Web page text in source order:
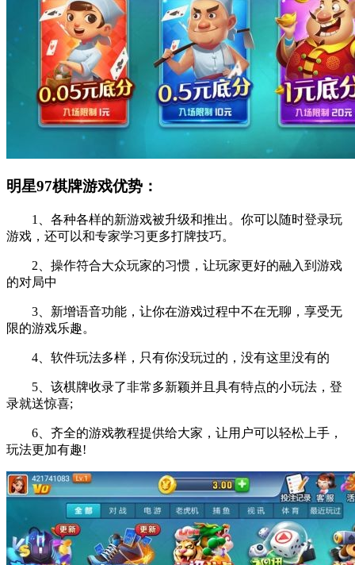
明星97棋牌游戏优势：
1、各种各样的新游戏被升级和推出。你可以随时登录玩
游戏，还可以和专家学习更多打牌技巧。
2、操作符合大众玩家的习惯，让玩家更好的融入到游戏
的对局中
3、新增语音功能，让你在游戏过程中不在无聊，享受无
限的游戏乐趣。
4、软件玩法多样，只有你没玩过的，没有这里没有的
5、该棋牌收录了非常多新颖并且具有特点的小玩法，登
录就送惊喜;
6、齐全的游戏教程提供给大家，让用户可以轻松上手，
玩法更加有趣!